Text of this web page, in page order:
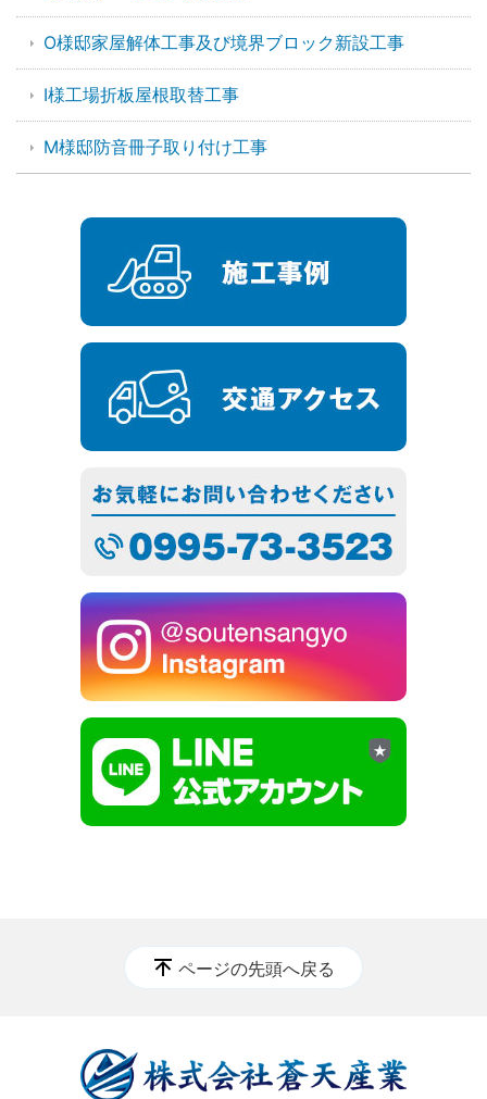
O様邸家屋解体工事及び境界ブロック新設工事
I様工場折板屋根取替工事
M様邸防音冊子取り付け工事
ページの先頭へ戻る